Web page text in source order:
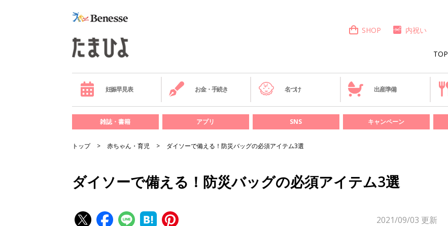
TOP
SHOP 内祝い
妊娠早見表 お金・手続き 名づけ 出産準備
雑誌・書籍 アプリ SNS キャンペーン
トップ 赤ちゃん・育児 ダイソーで備える！防災バッグの必須アイテム3選
ダイソーで備える！防災バッグの必須アイテム3選
2021/09/03 更新